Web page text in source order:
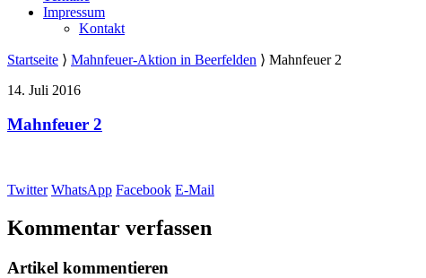
Impressum
Kontakt
Startseite ⟩ Mahnfeuer-Aktion in Beerfelden ⟩ Mahnfeuer 2
14. Juli 2016
Mahnfeuer 2
Twitter WhatsApp Facebook E-Mail
Kommentar verfassen
Artikel kommentieren